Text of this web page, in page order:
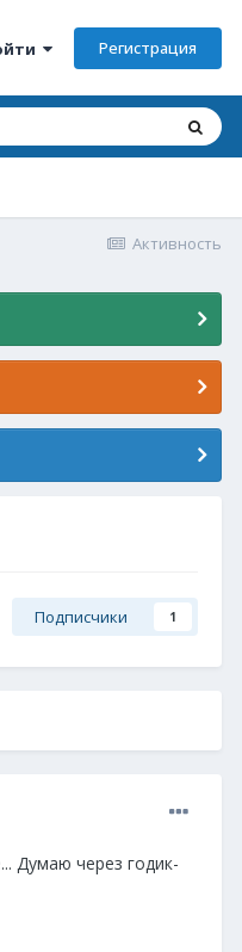
Регистрация
Активность
Подписчики 1
Думаю через годик-